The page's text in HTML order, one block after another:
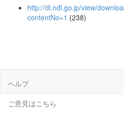
http://dl.ndl.go.jp/view/
contentNo=1 (238)
ヘルプ
ご意見はこちら